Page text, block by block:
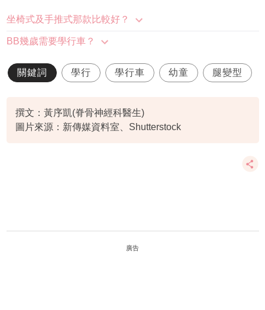
坐椅式及手推式那款比較好？
BB幾歲需要學行車？
關鍵詞 學行 學行車 幼童 腿變型
撰文：黃序凱(脊骨神經科醫生)
圖片來源：新傳媒資料室、Shutterstock
廣告